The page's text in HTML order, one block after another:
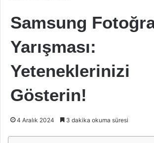
Samsung
Yarışması:
Yeteneklerinizi
Gösterin!
4 Aralık 2024 3 dakika okuma süresi